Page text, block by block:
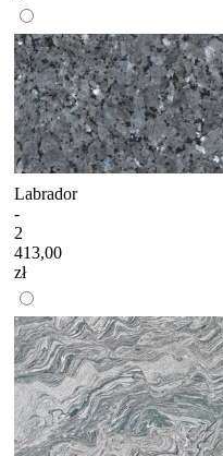
Labrador
-
2
413,00
zł